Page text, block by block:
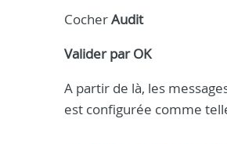
CocherAudit
Valider par OK
A partir de là, les
est configurée comme